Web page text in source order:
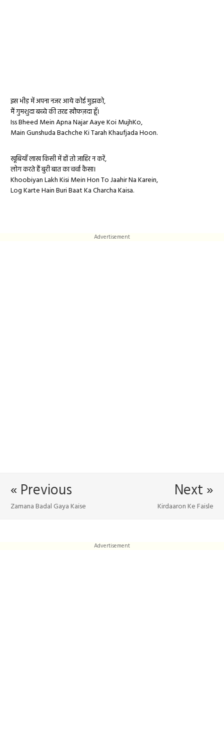
इस भीड़ में अपना नजर आये कोई मुझको,
मैं गुमशुदा बच्चे की तरह खौफज़दा हूँ।
Iss Bheed Mein Apna Najar Aaye Koi MujhKo,
Main Gunshuda Bachche Ki Tarah Khaufjada Hoon.
खूबियाँ लाख किसी में हों तो जाहिर न करें,
लोग करते हैं बुरी बात का चर्चा कैसा।
Khoobiyan Lakh Kisi Mein Hon To Jaahir Na Karein,
Log Karte Hain Buri Baat Ka Charcha Kaisa.
Advertisement
Next »
Kirdaaron Ke Faisle
« Previous
Zamana Badal Gaya Kaise
Advertisement